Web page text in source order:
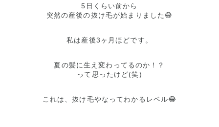
5日くらい前から
突然の産後の抜け毛が始まりました😅
私は産後3ヶ月ほどです。
夏の髪に生え変わってるのか！？
って思ったけど(笑)
これは、抜け毛やなってわかるレベル😂